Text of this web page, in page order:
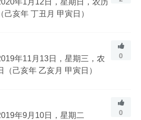
年1月12日，星期日，农历
己亥年 丁丑月 甲寅日）
0
年11月13日，星期三，农
（己亥年 乙亥月 甲寅日）
0
年9月10日，星期二